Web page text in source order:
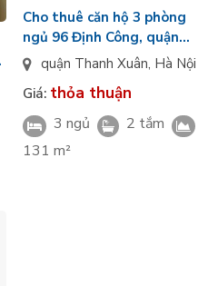
Cho thuê căn hộ 3 phòng
ngủ 96 Định Công, quận
Thanh Xuân, Hà Nội
quận Thanh Xuân, Hà Nội
Giá: thỏa thuận
3 ngủ
2 tắm
131 m²